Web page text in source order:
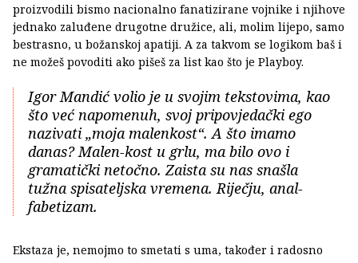
proizvodili bismo nacionalno fanatizirane vojnike i njihove
jednako zaluđene drugotne družice, ali, molim lijepo, samo
bestrasno, u božanskoj apatiji. A za takvom se logikom baš i
ne možeš povoditi ako pišeš za list kao što je Playboy.
Igor Mandić volio je u svojim tekstovima, kao
što već napomenuh, svoj pripovjedački ego
nazivati „moja malenkost“. A što imamo
danas? Malen-kost u grlu, ma bilo ovo i
gramatički netočno. Zaista su nas snašla
tužna spisateljska vremena. Riječju, anal-
fabetizam.
Ekstaza je, nemojmo to smetati s uma, također i radosno